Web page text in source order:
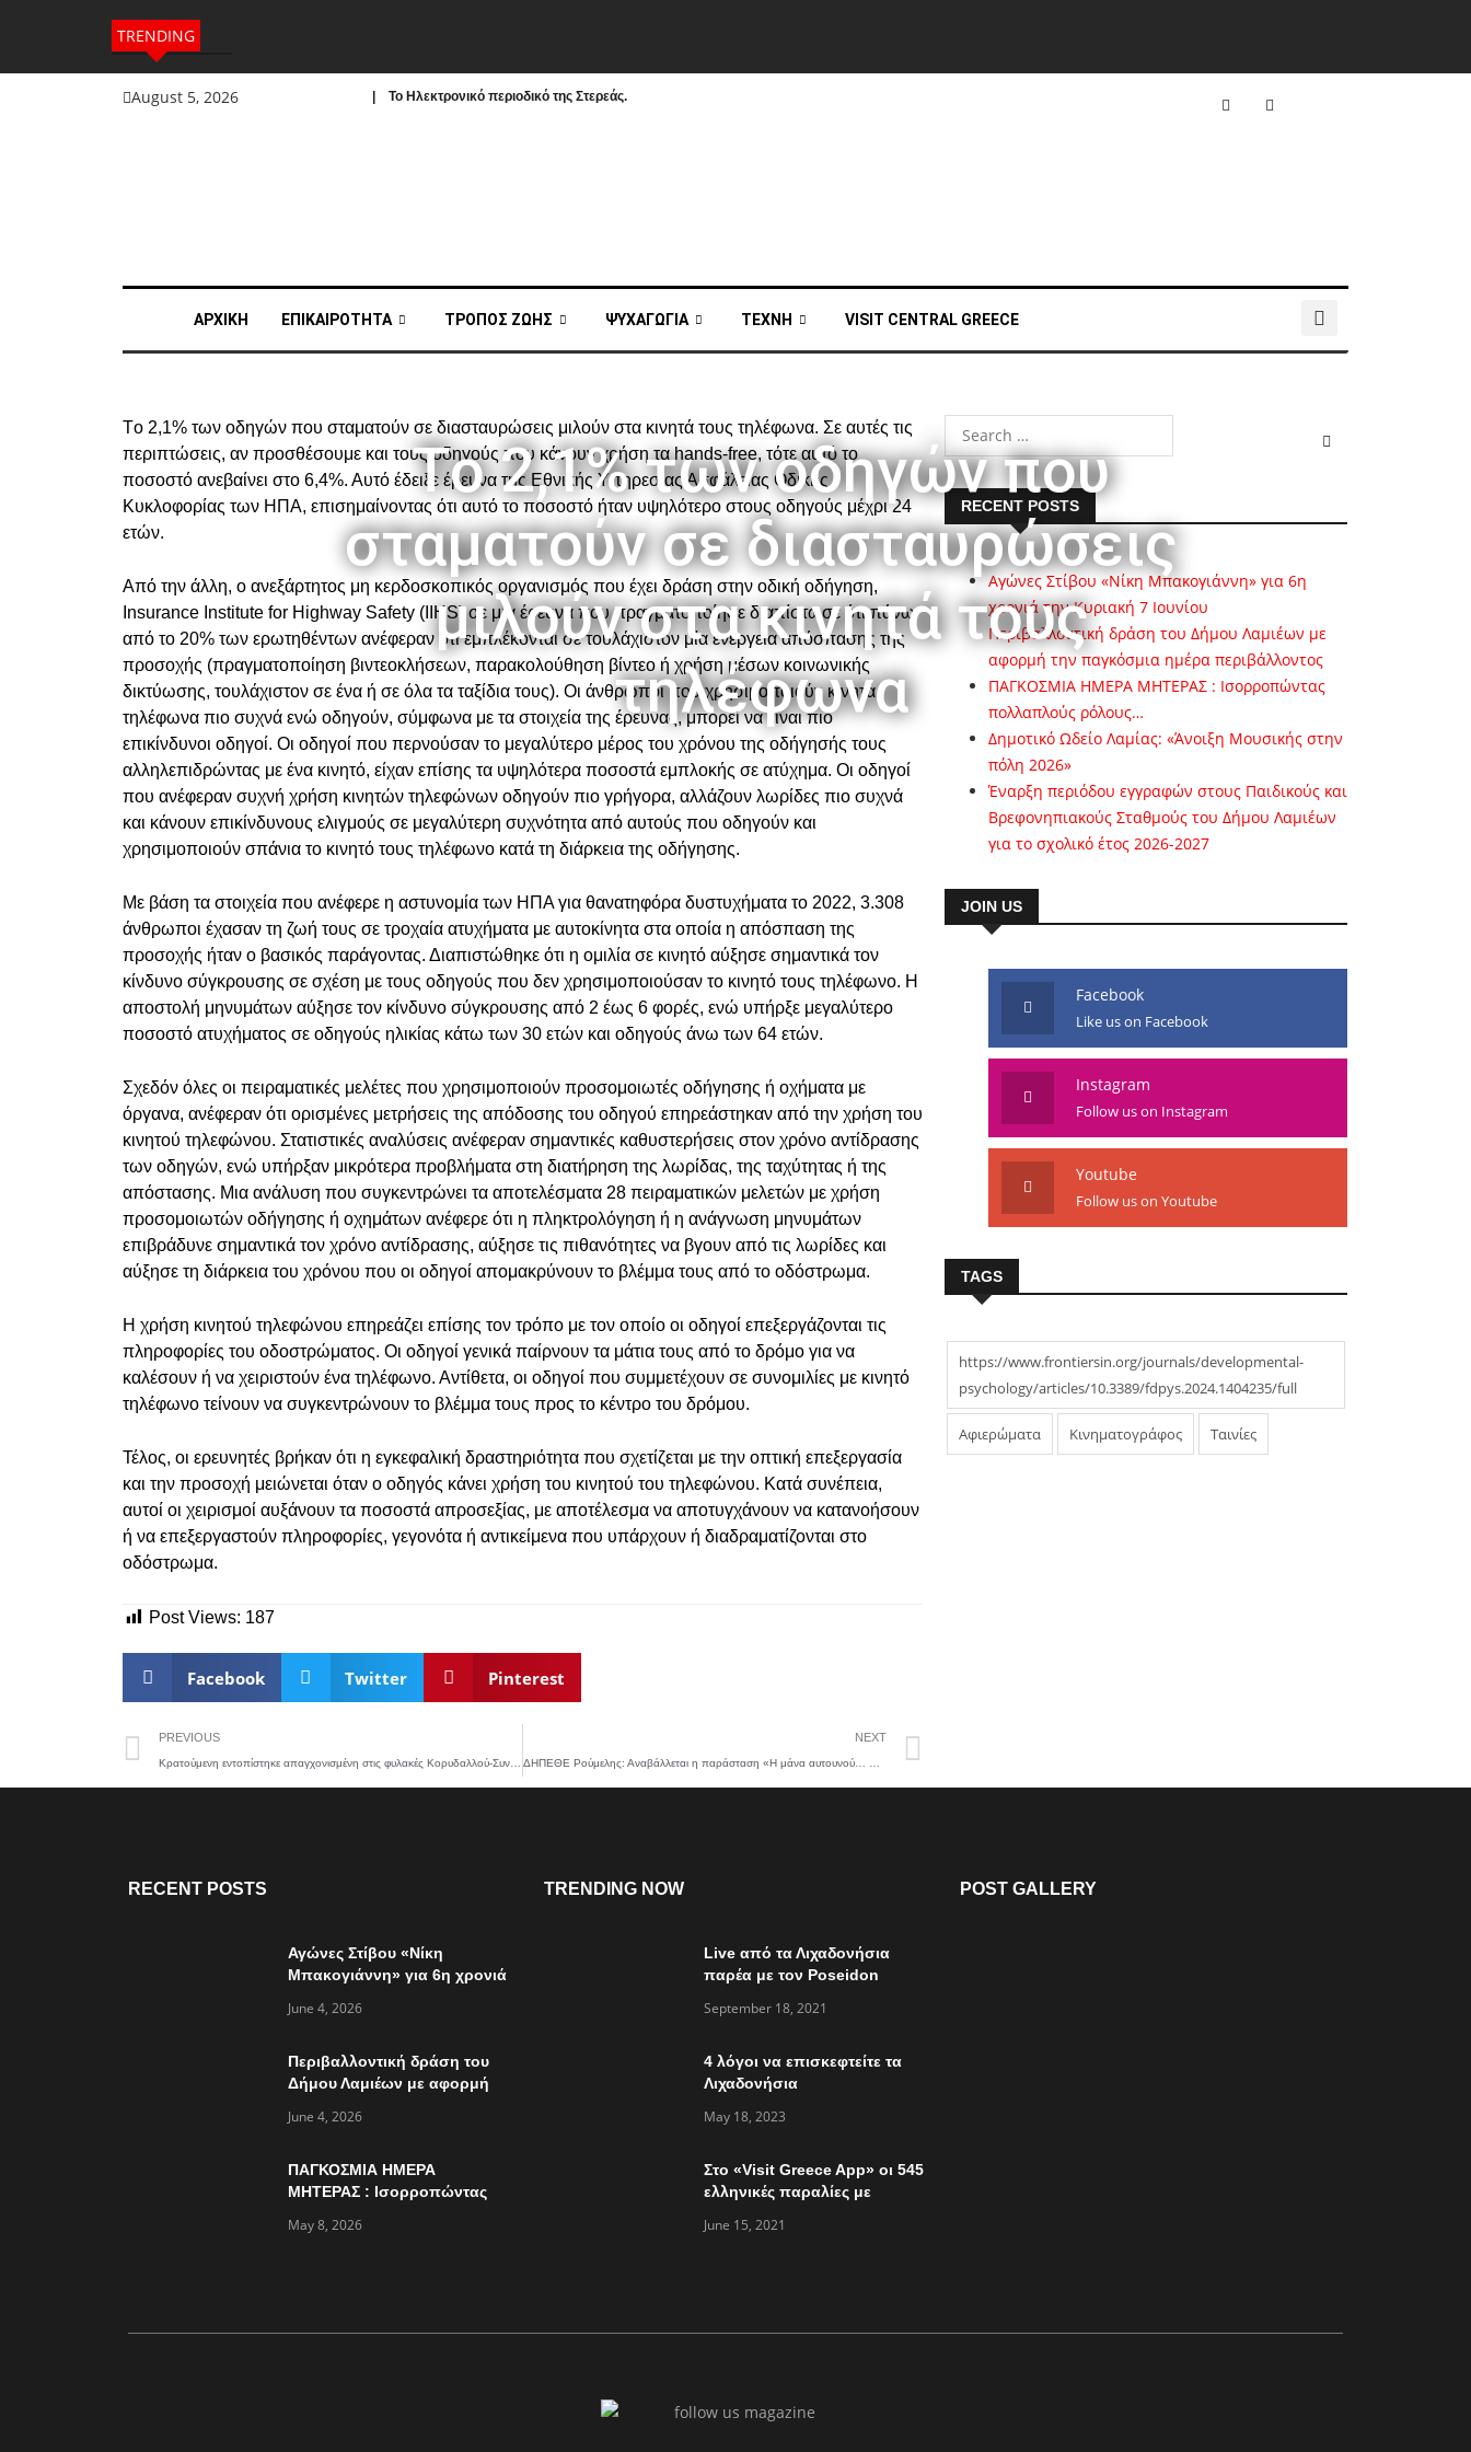
TRENDING
August 5, 2026 | To Ηλεκτρονικό περιοδικό της Στερεάς.
ΑΡΧΙΚΗ ΕΠΙΚΑΙΡΟΤΗΤΑ ΤΡΟΠΟΣ ΖΩΗΣ ΨΥΧΑΓΩΓΙΑ ΤΕΧΝΗ VISIT CENTRAL GREECE
Tο 2,1% των οδηγών που
σταματούν σε διασταυρώσεις
μιλούν στα κινητά τους
τηλέφωνα
Tο 2,1% των οδηγών που σταματούν σε διασταυρώσεις μιλούν στα κινητά τους τηλέφωνα. Σε αυτές τις
περιπτώσεις, αν προσθέσουμε και τους οδηγούς που κάνουν χρήση τα hands-free, τότε αυτό το
ποσοστό ανεβαίνει στο 6,4%. Αυτό έδειξε έρευνα της Εθνικής Υπηρεσίας Ασφάλειας Οδικής
Κυκλοφορίας των ΗΠΑ, επισημαίνοντας ότι αυτό το ποσοστό ήταν υψηλότερο στους οδηγούς μέχρι 24
ετών.
Από την άλλη, ο ανεξάρτητος μη κερδοσκοπικός οργανισμός που έχει δράση στην οδική οδήγηση,
Insurance Institute for Highway Safety (IIHS) σε μια έρευνα που πραγματοποίησε διαπίστωσε ότι πάνω
από το 20% των ερωτηθέντων ανέφεραν ότι εμπλέκονται σε τουλάχιστον μία ενέργεια απόσπασης της
προσοχής (πραγματοποίηση βιντεοκλήσεων, παρακολούθηση βίντεο ή χρήση μέσων κοινωνικής
δικτύωσης, τουλάχιστον σε ένα ή σε όλα τα ταξίδια τους). Οι άνθρωποι που χρησιμοποιούν κινητά
τηλέφωνα πιο συχνά ενώ οδηγούν, σύμφωνα με τα στοιχεία της έρευνας, μπορεί να είναι πιο
επικίνδυνοι οδηγοί. Οι οδηγοί που περνούσαν το μεγαλύτερο μέρος του χρόνου της οδήγησής τους
αλληλεπιδρώντας με ένα κινητό, είχαν επίσης τα υψηλότερα ποσοστά εμπλοκής σε ατύχημα. Οι οδηγοί
που ανέφεραν συχνή χρήση κινητών τηλεφώνων οδηγούν πιο γρήγορα, αλλάζουν λωρίδες πιο συχνά
και κάνουν επικίνδυνους ελιγμούς σε μεγαλύτερη συχνότητα από αυτούς που οδηγούν και
χρησιμοποιούν σπάνια το κινητό τους τηλέφωνο κατά τη διάρκεια της οδήγησης.
Με βάση τα στοιχεία που ανέφερε η αστυνομία των ΗΠΑ για θανατηφόρα δυστυχήματα το 2022, 3.308
άνθρωποι έχασαν τη ζωή τους σε τροχαία ατυχήματα με αυτοκίνητα στα οποία η απόσπαση της
προσοχής ήταν ο βασικός παράγοντας. Διαπιστώθηκε ότι η ομιλία σε κινητό αύξησε σημαντικά τον
κίνδυνο σύγκρουσης σε σχέση με τους οδηγούς που δεν χρησιμοποιούσαν το κινητό τους τηλέφωνο. Η
αποστολή μηνυμάτων αύξησε τον κίνδυνο σύγκρουσης από 2 έως 6 φορές, ενώ υπήρξε μεγαλύτερο
ποσοστό ατυχήματος σε οδηγούς ηλικίας κάτω των 30 ετών και οδηγούς άνω των 64 ετών.
Σχεδόν όλες οι πειραματικές μελέτες που χρησιμοποιούν προσομοιωτές οδήγησης ή οχήματα με
όργανα, ανέφεραν ότι ορισμένες μετρήσεις της απόδοσης του οδηγού επηρεάστηκαν από την χρήση του
κινητού τηλεφώνου. Στατιστικές αναλύσεις ανέφεραν σημαντικές καθυστερήσεις στον χρόνο αντίδρασης
των οδηγών, ενώ υπήρξαν μικρότερα προβλήματα στη διατήρηση της λωρίδας, της ταχύτητας ή της
απόστασης. Μια ανάλυση που συγκεντρώνει τα αποτελέσματα 28 πειραματικών μελετών με χρήση
προσομοιωτών οδήγησης ή οχημάτων ανέφερε ότι η πληκτρολόγηση ή η ανάγνωση μηνυμάτων
επιβράδυνε σημαντικά τον χρόνο αντίδρασης, αύξησε τις πιθανότητες να βγουν από τις λωρίδες και
αύξησε τη διάρκεια του χρόνου που οι οδηγοί απομακρύνουν το βλέμμα τους από το οδόστρωμα.
Η χρήση κινητού τηλεφώνου επηρεάζει επίσης τον τρόπο με τον οποίο οι οδηγοί επεξεργάζονται τις
πληροφορίες του οδοστρώματος. Οι οδηγοί γενικά παίρνουν τα μάτια τους από το δρόμο για να
καλέσουν ή να χειριστούν ένα τηλέφωνο. Αντίθετα, οι οδηγοί που συμμετέχουν σε συνομιλίες με κινητό
τηλέφωνο τείνουν να συγκεντρώνουν το βλέμμα τους προς το κέντρο του δρόμου.
Τέλος, οι ερευνητές βρήκαν ότι η εγκεφαλική δραστηριότητα που σχετίζεται με την οπτική επεξεργασία
και την προσοχή μειώνεται όταν ο οδηγός κάνει χρήση του κινητού του τηλεφώνου. Κατά συνέπεια,
αυτοί οι χειρισμοί αυξάνουν τα ποσοστά απροσεξίας, με αποτέλεσμα να αποτυγχάνουν να κατανοήσουν
ή να επεξεργαστούν πληροφορίες, γεγονότα ή αντικείμενα που υπάρχουν ή διαδραματίζονται στο
οδόστρωμα.
Post Views: 187
Facebook Twitter Pinterest
PREVIOUS NEXT
RECENT POSTS
Αγώνες Στίβου «Νίκη Μπακογιάννη» για 6η
χρονιά την Κυριακή 7 Ιουνίου
Περιβαλλοντική δράση του Δήμου Λαμιέων με
αφορμή την παγκόσμια ημέρα περιβάλλοντος
ΠΑΓΚΟΣΜΙΑ ΗΜΕΡΑ ΜΗΤΕΡΑΣ : Ισορροπώντας
πολλαπλούς ρόλους…
Δημοτικό Ωδείο Λαμίας: «Άνοιξη Μουσικής στην
πόλη 2026»
Έναρξη περιόδου εγγραφών στους Παιδικούς και
Βρεφονηπιακούς Σταθμούς του Δήμου Λαμιέων
για το σχολικό έτος 2026-2027
JOIN US
Facebook
Like us on Facebook
Instagram
Follow us on Instagram
Youtube
Follow us on Youtube
TAGS
https://www.frontiersin.org/journals/developmental-
psychology/articles/10.3389/fdpys.2024.1404235/full
Αφιερώματα Κινηματογράφος Ταινίες
RECENT POSTS
Αγώνες Στίβου «Νίκη
Μπακογιάννη» για 6η χρονιά
June 4, 2026
Περιβαλλοντική δράση του
Δήμου Λαμιέων με αφορμή
περιβάλλοντος
June 4, 2026
ΠΑΓΚΟΣΜΙΑ ΗΜΕΡΑ
ΜΗΤΕΡΑΣ : Ισορροπώντας
May 8, 2026
TRENDING NOW
Live από τα Λιχαδονήσια
παρέα με τον Poseidon
συμβαίνει”
September 18, 2021
4 λόγοι να επισκεφτείτε τα
Λιχαδονήσια
May 18, 2023
Στο «Visit Greece App» οι 545
ελληνικές παραλίες με
June 15, 2021
POST GALLERY